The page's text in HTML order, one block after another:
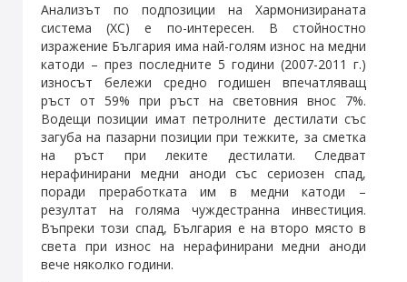
Анализът по подпозиции на Хармонизираната
система (ХС) е по-интересен. В стойностно
изражение България има най-голям износ на медни
катоди – през последните 5 години (2007-2011 г.)
износът бележи средно годишен впечатляващ
ръст от 59% при ръст на световния внос 7%.
Водещи позиции имат петролните дестилати със
загуба на пазарни позиции при тежките, за сметка
на ръст при леките дестилати. Следват
нерафинирани медни аноди със сериозен спад,
поради преработката им в медни катоди –
резултат на голяма чуждестранна инвестиция.
Въпреки този спад, България е на второ място в
света при износ на нерафинирани медни аноди
вече няколко години.